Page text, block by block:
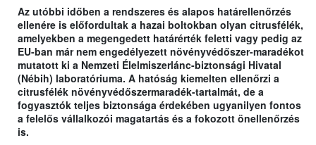
Az utóbbi időben a rendszeres és alapos határellenőrzés
ellenére is előfordultak a hazai boltokban olyan citrusfélék,
amelyekben a megengedett határérték feletti vagy pedig az
EU-ban már nem engedélyezett növényvédőszer-maradékot
mutatott ki a Nemzeti Élelmiszerlánc-biztonsági Hivatal
(Nébih) laboratóriuma. A hatóság kiemelten ellenőrzi a
citrusfélék növényvédőszermaradék-tartalmát, de a
fogyasztók teljes biztonsága érdekében ugyanilyen fontos
a felelős vállalkozói magatartás és a fokozott önellenőrzés
is.